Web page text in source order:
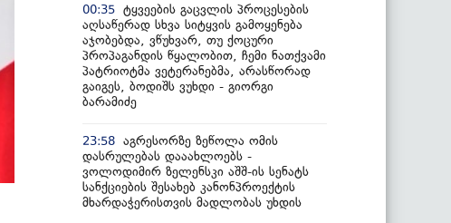
00:35 ტყვეების გაცვლის პროცესების
აღსაწერად სხვა სიტყვის გამოყენება
აჯობებდა, ვწუხვარ, თუ ქოცური
პროპაგანდის წყალობით, ჩემი ნათქვამი
პატრიოტმა ვეტერანებმა, არასწორად
გაიგეს, ბოდიშს ვუხდი - გიორგი
ბარამიძე
23:58 აგრესორზე ზეწოლა ომის
დასრულებას დააახლოებს -
ვოლოდიმირ ზელენსკი აშშ-ის სენატს
სანქციების შესახებ კანონპროექტის
მხარდაჭერისთვის მადლობას უხდის